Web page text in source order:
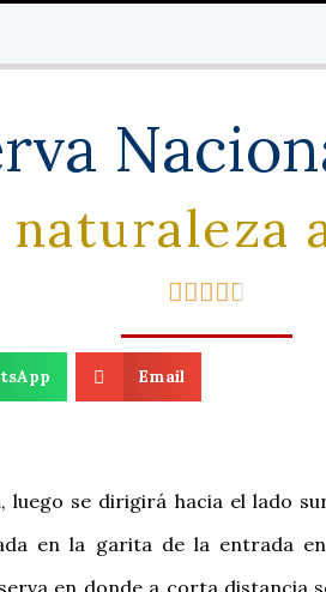

Email
luego se dirigirá hacia el lado
en la garita de la entrada
en donde a corta distancia